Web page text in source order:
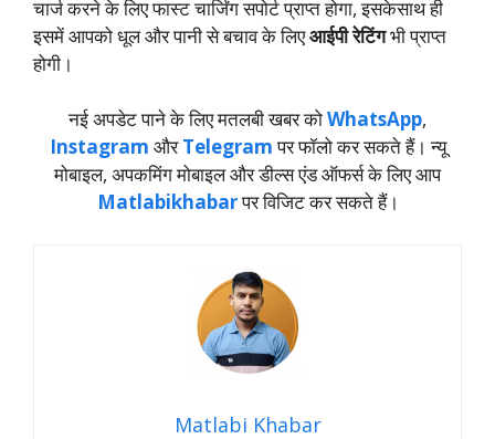
चार्ज करने के लिए फास्ट चार्जिंग सपोर्ट प्राप्त होगा, इसकेसाथ ही
इसमें आपको धूल और पानी से बचाव के लिएआईपी रेटिंगभी प्राप्त
होगी।
नई अपडेट पाने के लिए मतलबी खबर कोWhatsApp,
Instagram औरTelegramपर फॉलो कर सकते हैं। न्‍यू
मोबाइल, अपकमिंग मोबाइल और डील्‍स एंड ऑफर्स के लिए आप
Matlabikhabarपर विजिट कर सकते हैं।
Matlabi Khabar